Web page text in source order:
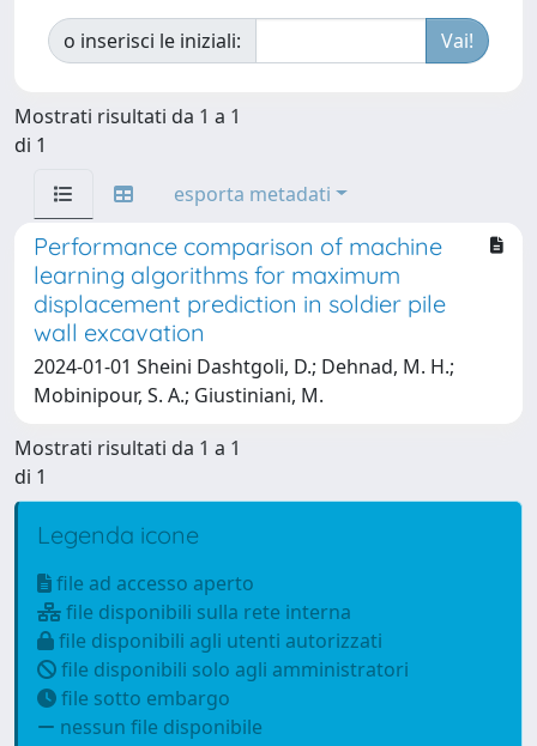
o inserisci le iniziali:
Mostrati risultati da 1 a 1
di 1
esporta metadati
Performance comparison of machine
learning algorithms for maximum
displacement prediction in soldier pile
wall excavation
2024-01-01 Sheini Dashtgoli, D.; Dehnad, M. H.;
Mobinipour, S. A.; Giustiniani, M.
Mostrati risultati da 1 a 1
di 1
Legenda icone
file ad accesso aperto
file disponibili sulla rete interna
file disponibili agli utenti autorizzati
file disponibili solo agli amministratori
file sotto embargo
nessun file disponibile